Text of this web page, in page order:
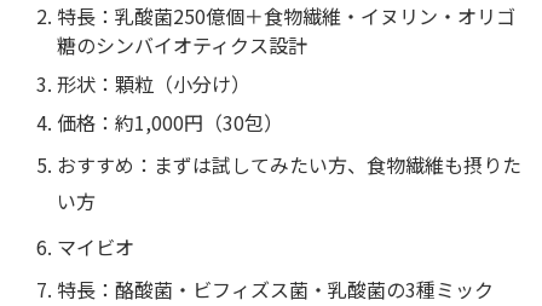
特長：乳酸菌250億個＋食物繊維・イヌリン・オリゴ
糖のシンバイオティクス設計
形状：顆粒（小分け）
価格：約1,000円（30包）
おすすめ：まずは試してみたい方、食物繊維も摂りた
い方
マイビオ
特長：酪酸菌・ビフィズス菌・乳酸菌の3種ミック